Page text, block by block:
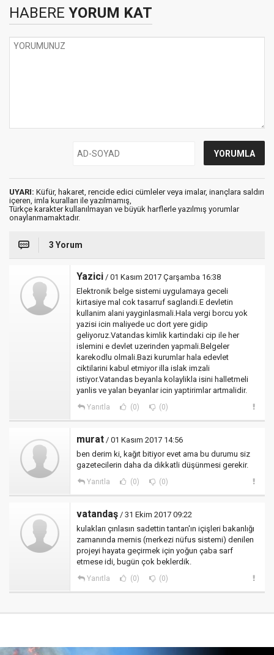
HABERE YORUM KAT
UYARI: Küfür, hakaret, rencide edici cümleler veya imalar, inançlara saldırı
içeren, imla kuralları ile yazılmamış,
Türkçe karakter kullanılmayan ve büyük harflerle yazılmış yorumlar
onaylanmamaktadır.
3 Yorum
Yazici / 01 Kasım 2017 Çarşamba 16:38
Elektronik belge sistemi uygulamaya geceli
kirtasiye mal cok tasarruf saglandi.E devletin
kullanim alani yayginlasmali.Hala vergi borcu yok
yazisi icin maliyede uc dort yere gidip
geliyoruz.Vatandas kimlik kartindaki cip ile her
islemini e devlet uzerinden yapmali.Belgeler
karekodlu olmali.Bazi kurumlar hala edevlet
ciktilarini kabul etmiyor illa islak imzali
istiyor.Vatandas beyanla kolaylikla isini halletmeli
yanlis ve yalan beyanlar icin yaptirimlar artmalidir.
Yanıtla (0) (0)
murat / 01 Kasım 2017 14:56
ben derim ki, kağıt bitiyor evet ama bu durumu siz
gazetecilerin daha da dikkatli düşünmesi gerekir.
Yanıtla (0) (0)
vatandaş / 31 Ekim 2017 09:22
kulakları çınlasın sadettin tantan'ın içişleri bakanlığı
zamanında mernis (merkezi nüfus sistemi) denilen
projeyi hayata geçirmek için yoğun çaba sarf
etmese idi, bugün çok beklerdik.
Yanıtla (0) (0)